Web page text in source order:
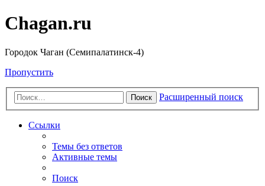
Chagan.ru
Городок Чаган (Семипалатинск-4)
Пропустить
Поиск Расширенный поиск
Ссылки
Темы без ответов
Активные темы
Поиск